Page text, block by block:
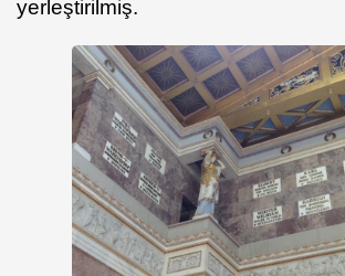
yerleştirilmiş.